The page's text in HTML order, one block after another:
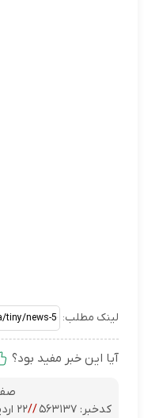
لینک مطلب:
آیا این خبر مفید بود؟
کدخبر: ۵۶۳۱۳۷ //۲۲ اردیبهشت ۱۴۰۵